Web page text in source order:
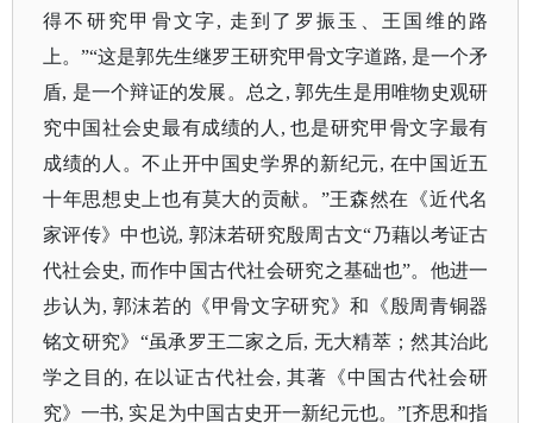
得不研究甲骨文字, 走到了罗振玉、王国维的路
上。”“这是郭先生继罗王研究甲骨文字道路, 是一个矛
盾, 是一个辩证的发展。总之, 郭先生是用唯物史观研
究中国社会史最有成绩的人, 也是研究甲骨文字最有
成绩的人。不止开中国史学界的新纪元, 在中国近五
十年思想史上也有莫大的贡献。”王森然在《近代名
家评传》中也说, 郭沫若研究殷周古文“乃藉以考证古
代社会史, 而作中国古代社会研究之基础也”。他进一
步认为, 郭沫若的《甲骨文字研究》和《殷周青铜器
铭文研究》“虽承罗王二家之后, 无大精萃；然其治此
学之目的, 在以证古代社会, 其著《中国古代社会研
究》一书, 实足为中国古史开一新纪元也。”[齐思和指